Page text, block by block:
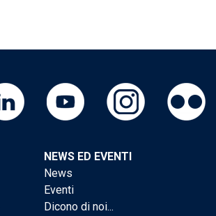
NEWS ED EVENTI
News
Eventi
Dicono di noi...